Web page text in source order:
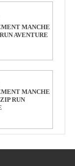
MANCHE
AVENTURE
MANCHE
RUN